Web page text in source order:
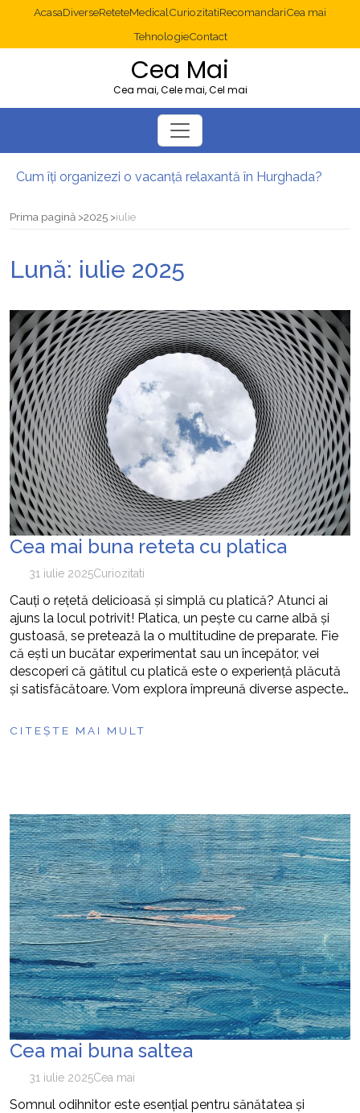
AcasaDiverseReteteMedicalCuriozitatiRecomandariCea mai
TehnologieContact
Cea Mai
Cea mai, Cele mai, Cel mai
Cum îți organizezi o vacanță relaxantă în Hurghada?
Diverticulita: când este necesară operația?
Prima pagină 2025 iulie
Lună: iulie 2025
Cea mai buna reteta cu platica
31 iulie 2025Curiozitati
Cauți o rețetă delicioasă și simplă cu platică? Atunci ai
ajuns la locul potrivit! Platica, un pește cu carne albă și
gustoasă, se pretează la o multitudine de preparate. Fie
că ești un bucătar experimentat sau un începător, vei
descoperi că gătitul cu platică este o experiență plăcută
și satisfăcătoare. Vom explora împreună diverse aspecte…
CITEȘTE MAI MULT
Cea mai buna saltea
31 iulie 2025Cea mai
Somnul odihnitor este esențial pentru sănătatea și